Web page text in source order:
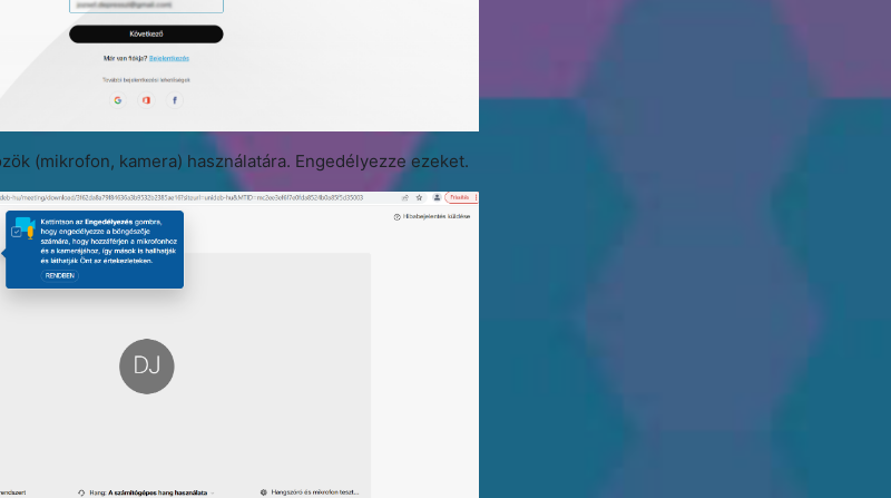
(mikrofon, kamera) használatára. Engedélyezze ezeket.